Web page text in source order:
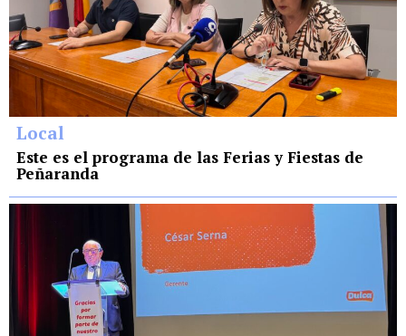
Local
Este es el programa de las Ferias y Fiestas de
Peñaranda